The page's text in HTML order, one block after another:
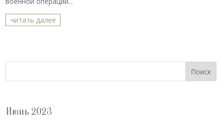
читать далее
Поиск
Июнь 2023